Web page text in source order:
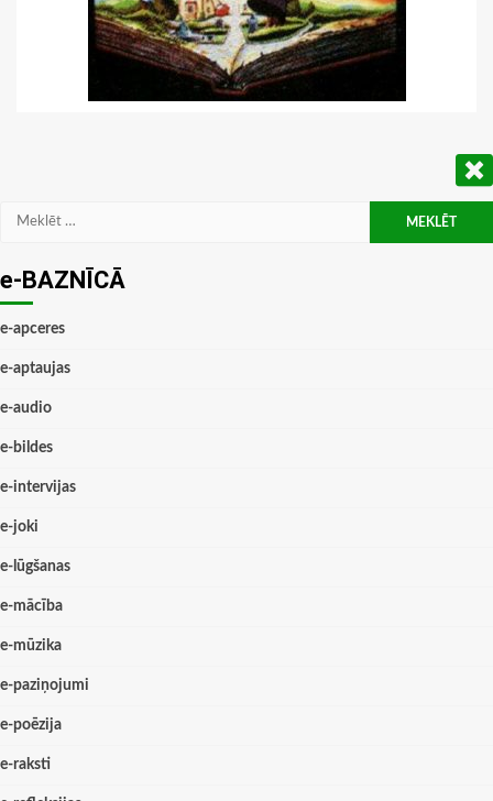
Meklēt:
e-BAZNĪCĀ
e-apceres
e-aptaujas
e-audio
e-bildes
e-intervijas
e-joki
e-lūgšanas
e-mācība
e-mūzika
e-paziņojumi
e-poēzija
e-raksti